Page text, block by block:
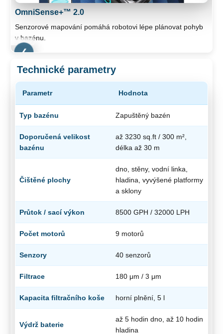
OmniSense+™ 2.0
Senzorové mapování pomáhá robotovi lépe plánovat pohyb
v bazénu.
❮
Technické parametry
Parametr Hodnota
Typ bazénu Zapuštěný bazén
Doporučená velikost
bazénu
až 3230 sq.ft / 300 m²,
délka až 30 m
Čištěné plochy
dno, stěny, vodní linka,
hladina, vyvýšené platformy
a sklony
Průtok / sací výkon 8500 GPH / 32000 LPH
Počet motorů 9 motorů
Senzory 40 senzorů
Filtrace 180 μm / 3 μm
Kapacita filtračního koše horní plnění, 5 l
Výdrž baterie
až 5 hodin dno, až 10 hodin
hladina